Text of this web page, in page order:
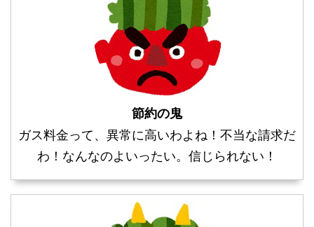
節約の鬼
ガス料金って、異常に高いわよね！不当な請求だ
わ！なんなのよいったい。信じられない！